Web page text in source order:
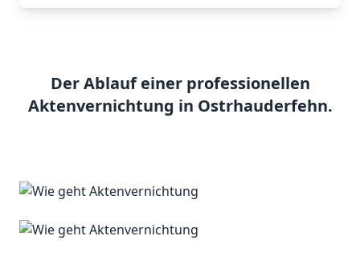
Der Ablauf einer professionellen
Aktenvernichtung in Ostrhauderfehn.